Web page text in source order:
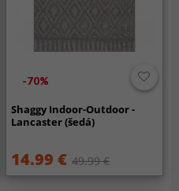
-70%
Shaggy Indoor-Outdoor -
Lancaster (šedá)
14.99 € 49.99 €